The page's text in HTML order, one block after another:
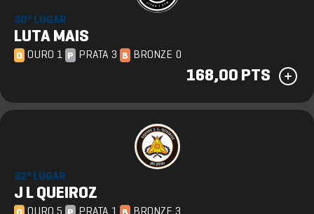
30º LUGAR
LUTA MAIS
O OURO 1 P PRATA 3 B BRONZE 0
168,00 PTS
32º LUGAR
J L QUEIROZ
OURO 5 PRATA 1 BRONZE 3